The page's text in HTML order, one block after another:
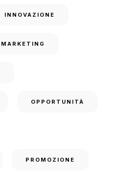
INNOVAZIONE
MARKETING
OPPORTUNITÀ
PROMOZIONE